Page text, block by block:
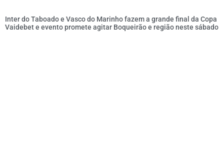
Inter do Taboado e Vasco do Marinho fazem a grande final da Copa
Vaidebet e evento promete agitar Boqueirão e região neste sábado